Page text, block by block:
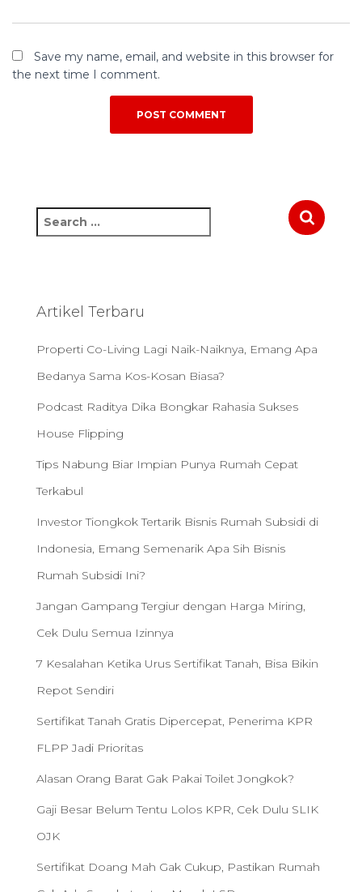
Save my name, email, and website in this browser for
the next time I comment.
e
h
r
:
Artikel Terbaru
Properti Co-Living Lagi Naik-Naiknya, Emang Apa
Bedanya Sama Kos-Kosan Biasa?
Podcast Raditya Dika Bongkar Rahasia Sukses
House Flipping
Tips Nabung Biar Impian Punya Rumah Cepat
Terkabul
Investor Tiongkok Tertarik Bisnis Rumah Subsidi di
Indonesia, Emang Semenarik Apa Sih Bisnis
Rumah Subsidi Ini?
Jangan Gampang Tergiur dengan Harga Miring,
Cek Dulu Semua Izinnya
7 Kesalahan Ketika Urus Sertifikat Tanah, Bisa Bikin
Repot Sendiri
Sertifikat Tanah Gratis Dipercepat, Penerima KPR
FLPP Jadi Prioritas
Alasan Orang Barat Gak Pakai Toilet Jongkok?
Gaji Besar Belum Tentu Lolos KPR, Cek Dulu SLIK
OJK
Sertifikat Doang Mah Gak Cukup, Pastikan Rumah